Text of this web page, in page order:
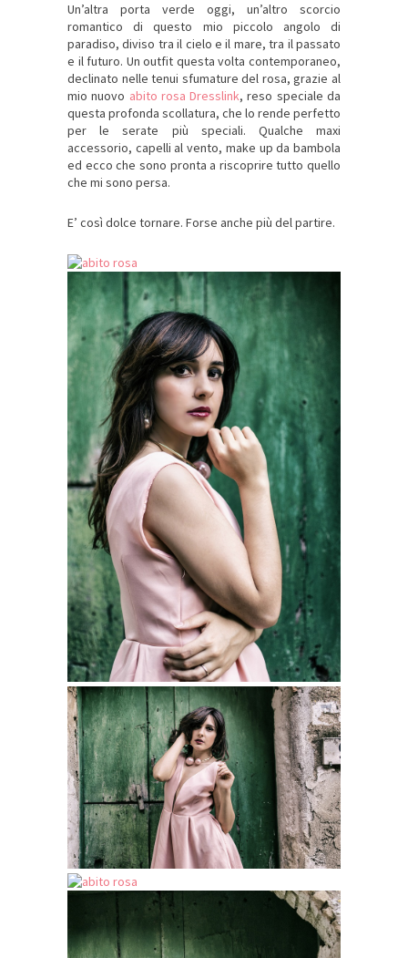
Un’altra porta verde oggi, un’altro scorcio
romantico di questo mio piccolo angolo di
paradiso, diviso tra il cielo e il mare, tra il passato
e il futuro. Un outfit questa volta contemporaneo,
declinato nelle tenui sfumature del rosa, grazie al
mio nuovo abito rosa Dresslink, reso speciale da
questa profonda scollatura, che lo rende perfetto
per le serate più speciali. Qualche maxi
accessorio, capelli al vento, make up da bambola
ed ecco che sono pronta a riscoprire tutto quello
che mi sono persa.
E’ così dolce tornare. Forse anche più del partire.